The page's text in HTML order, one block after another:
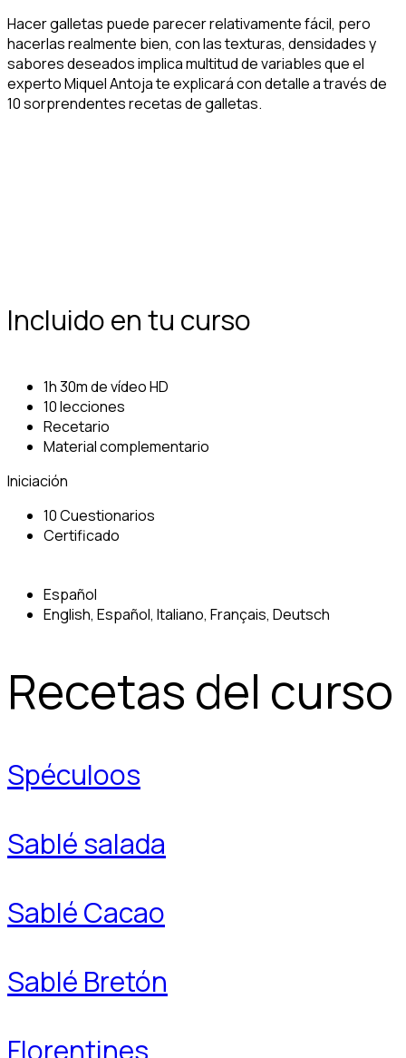
Hacer galletas puede parecer relativamente fácil, pero
hacerlas realmente bien, con las texturas, densidades y
sabores deseados implica multitud de variables que el
experto Miquel Antoja te explicará con detalle a través de
10 sorprendentes recetas de galletas.
Incluido en tu curso
1h 30m de vídeo HD
10 lecciones
Recetario
Material complementario
Iniciación
10 Cuestionarios
Certificado
Español
English, Español, Italiano, Français, Deutsch
Recetas del curso
Spéculoos
Sablé salada
Sablé Cacao
Sablé Bretón
Florentines